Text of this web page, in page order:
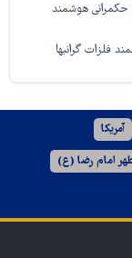
حکمرانی هوشمند
فلزات گرانبها
آمریکا
امام رضا (ع)